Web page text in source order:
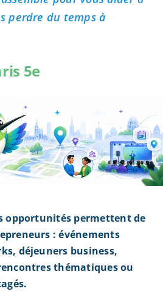
perdre du temps à
5e
opportunités permettent de
: événements
déjeuners business,
thématiques ou